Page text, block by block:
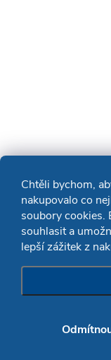
Chtěli bychom,
nakupovalo co
soubory cookies.
souhlasit a
lepší zážitek z